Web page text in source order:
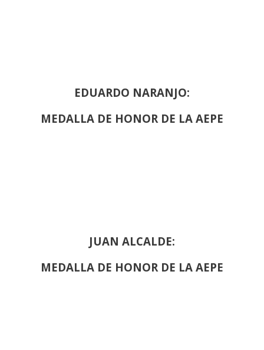
EDUARDO NARANJO:
MEDALLA DE HONOR DE LA AEPE
JUAN ALCALDE:
MEDALLA DE HONOR DE LA AEPE